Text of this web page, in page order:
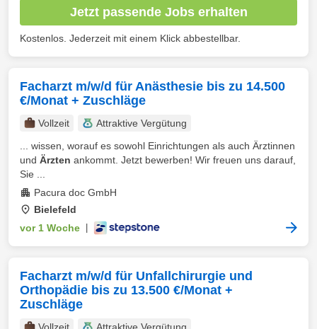
Jetzt passende Jobs erhalten
Kostenlos. Jederzeit mit einem Klick abbestellbar.
Facharzt m/w/d für Anästhesie bis zu 14.500
€/Monat + Zuschläge
Vollzeit
Attraktive Vergütung
... wissen, worauf es sowohl Einrichtungen als auch Ärztinnen
und Ärzten ankommt. Jetzt bewerben! Wir freuen uns darauf,
Sie ...
Pacura doc GmbH
Bielefeld
vor 1 Woche
Facharzt m/w/d für Unfallchirurgie und
Orthopädie bis zu 13.500 €/Monat +
Zuschläge